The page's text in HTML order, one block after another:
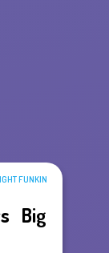
FUNKIN
Big